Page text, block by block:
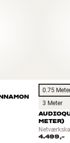
0.75
3 Meter
METER)
4.499,-